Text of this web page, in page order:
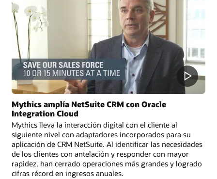
Mythics amplía NetSuite CRM con Oracle
Integration Cloud
Mythics lleva la interacción digital con el cliente al
siguiente nivel con adaptadores incorporados para su
aplicación de CRM NetSuite. Al identificar las necesidades
de los clientes con antelación y responder con mayor
rapidez, han cerrado operaciones más grandes y logrado
cifras récord en ingresos anuales.